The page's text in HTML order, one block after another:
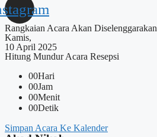
Rangkaian Acara Akan Diselenggarakan
Kamis,
10 April 2025
Hitung Mundur Acara Resepsi
00Hari
00Jam
00Menit
00Detik
Simpan Acara Ke Kalender